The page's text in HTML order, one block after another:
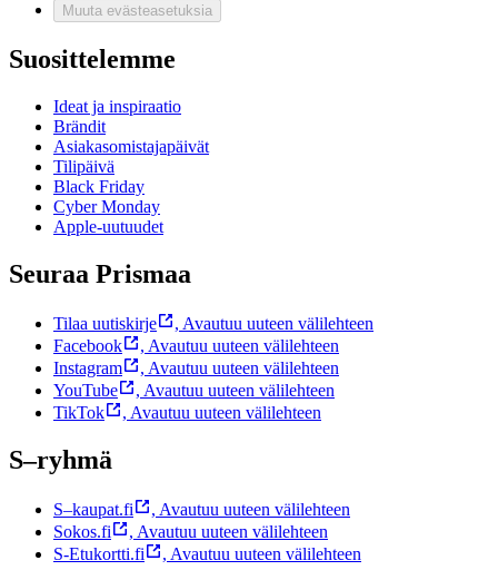
Muuta evästeasetuksia
Suosittelemme
Ideat ja inspiraatio
Brändit
Asiakasomistajapäivät
Tilipäivä
Black Friday
Cyber Monday
Apple-uutuudet
Seuraa Prismaa
Tilaa uutiskirje , Avautuu uuteen välilehteen
Facebook
, Avautuu uuteen välilehteen
Instagram
, Avautuu uuteen välilehteen
YouTube
, Avautuu uuteen välilehteen
TikTok
, Avautuu uuteen välilehteen
S–ryhmä
S–kaupat.fi , Avautuu uuteen välilehteen
Sokos.fi
, Avautuu uuteen välilehteen
S-Etukortti.fi
, Avautuu uuteen välilehteen